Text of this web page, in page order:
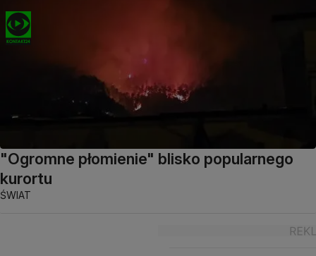
"Ogromne płomienie" blisko popularnego
kurortu
ŚWIAT